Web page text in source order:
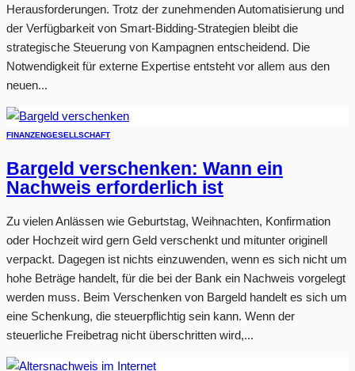
Herausforderungen. Trotz der zunehmenden Automatisierung und
der Verfügbarkeit von Smart-Bidding-Strategien bleibt die
strategische Steuerung von Kampagnen entscheidend. Die
Notwendigkeit für externe Expertise entsteht vor allem aus den
neuen...
FINANZENGESELLSCHAFT
Bargeld verschenken: Wann ein
Nachweis erforderlich ist
Zu vielen Anlässen wie Geburtstag, Weihnachten, Konfirmation
oder Hochzeit wird gern Geld verschenkt und mitunter originell
verpackt. Dagegen ist nichts einzuwenden, wenn es sich nicht um
hohe Beträge handelt, für die bei der Bank ein Nachweis vorgelegt
werden muss. Beim Verschenken von Bargeld handelt es sich um
eine Schenkung, die steuerpflichtig sein kann. Wenn der
steuerliche Freibetrag nicht überschritten wird,...